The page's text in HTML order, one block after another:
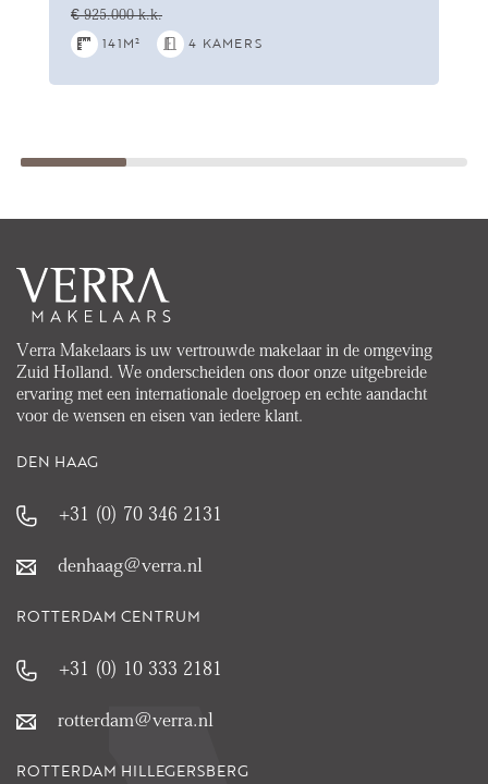
€ 925.000 k.k.
141M² 4 KAMERS
Verra Makelaars is uw vertrouwde makelaar in de omgeving
Zuid Holland. We onderscheiden ons door onze uitgebreide
ervaring met een internationale doelgroep en echte aandacht
voor de wensen en eisen van iedere klant.
DEN HAAG
+31 (0) 70 346 2131
denhaag@verra.nl
ROTTERDAM CENTRUM
+31 (0) 10 333 2181
rotterdam@verra.nl
ROTTERDAM HILLEGERSBERG